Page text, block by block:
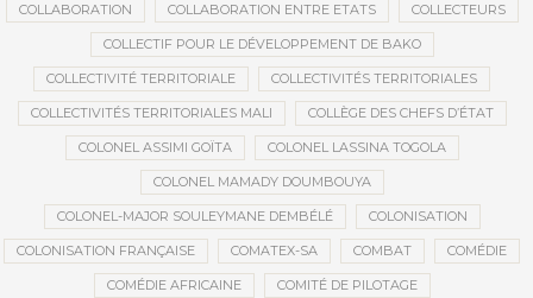
COLLABORATION COLLABORATION ENTRE ETATS COLLECTEURS
COLLECTIF POUR LE DÉVELOPPEMENT DE BAKO
COLLECTIVITÉ TERRITORIALE COLLECTIVITÉS TERRITORIALES
COLLECTIVITÉS TERRITORIALES MALI COLLÈGE DES CHEFS D’ÉTAT
COLONEL ASSIMI GOÏTA COLONEL LASSINA TOGOLA
COLONEL MAMADY DOUMBOUYA
COLONEL-MAJOR SOULEYMANE DEMBÉLÉ COLONISATION
COLONISATION FRANÇAISE COMATEX-SA COMBAT COMÉDIE
COMÉDIE AFRICAINE COMITÉ DE PILOTAGE